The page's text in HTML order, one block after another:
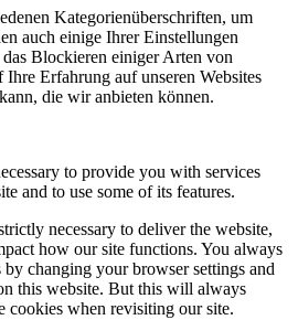
Kategorienüberschriften, um
auch einige Ihrer Einstellungen
das Blockieren einiger Arten von
Erfahrung auf unseren Websites
die wir anbieten können.
to provide you with services
and to use some of its features.
necessary to deliver the website,
how our site functions. You always
changing your browser settings and
this website. But this will always
cookies when revisiting our site.